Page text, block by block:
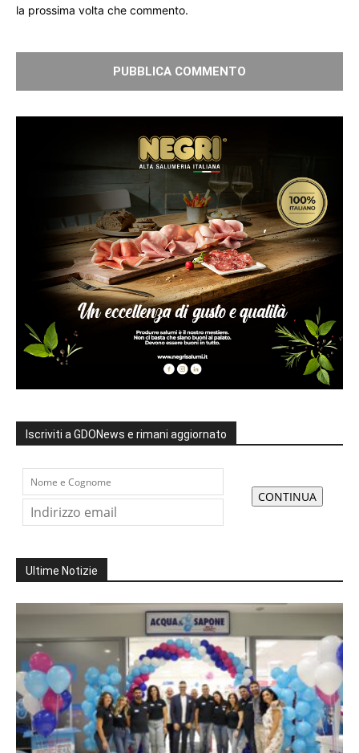
la prossima volta che commento.
Iscriviti a GDONews e rimani aggiornato
Ultime Notizie